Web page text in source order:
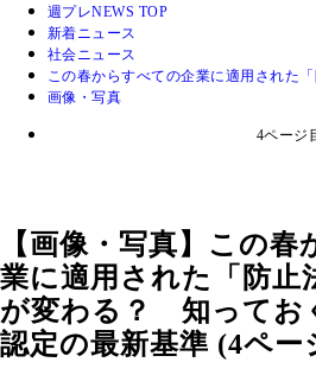
週プレNEWS TOP
新着ニュース
社会ニュース
この春からすべての企業に適用された
画像・写真
4ページ
【画像・写真】この
業に適用された「防止
が変わる？ 知ってお
認定の最新基準 (4ペー